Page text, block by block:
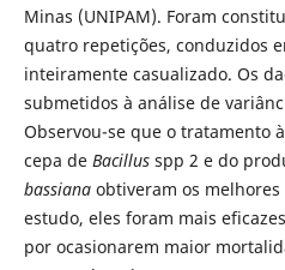
Minas (UNIPAM). Foram
quatro repetições, conduzidos
inteiramente casualizado. Os
submetidos à análise de
Observou-se que o tratamento
cepa de Bacillusspp 2 e do
bassiana obtiveram os
estudo, eles foram mais
por ocasionarem maior